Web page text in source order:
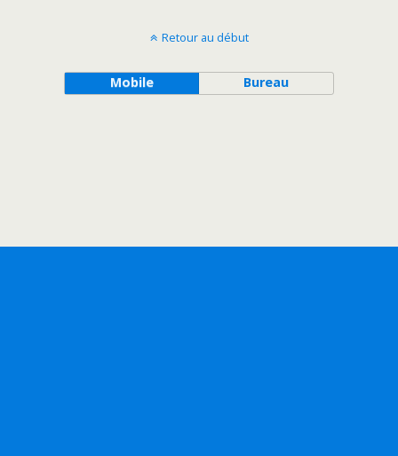
Retour au début
Mobile Bureau